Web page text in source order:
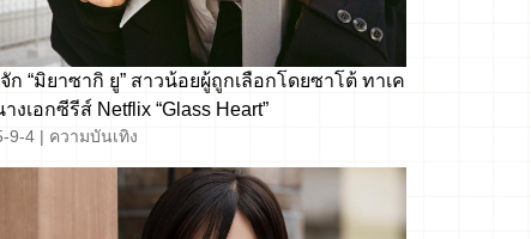
ก “มิยาซากิ ยู” สาวน้อยผู้ถูกเลือกโดยซาโต้ ทาเค
งเอกซีรีส์ Netflix “Glass Heart”
9-4 | ความบันเทิง